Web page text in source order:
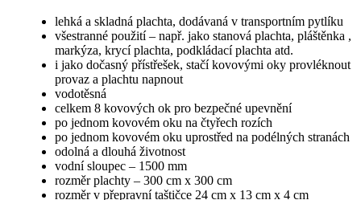
lehká a skladná plachta, dodávaná v transportním pytlíku
všestranné použití – např. jako stanová plachta, pláštěnka ,
markýza, krycí plachta, podkládací plachta atd.
i jako dočasný přístřešek, stačí kovovými oky provléknout
provaz a plachtu napnout
vodotěsná
celkem 8 kovových ok pro bezpečné upevnění
po jednom kovovém oku na čtyřech rozích
po jednom kovovém oku uprostřed na podélných stranách
odolná a dlouhá životnost
vodní sloupec – 1500 mm
rozměr plachty – 300 cm x 300 cm
rozměr v přepravní taštičce 24 cm x 13 cm x 4 cm